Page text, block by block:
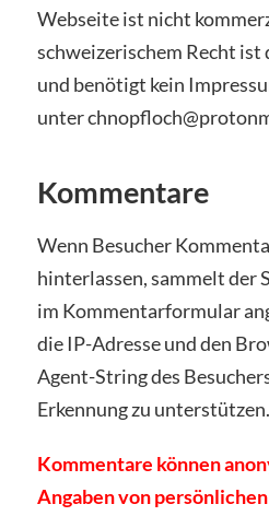
Webseite ist nicht
schweizerischem Recht ist
und benötigt kein
unter
Kommentare
Wenn Besucher
hinterlassen, sammelt der
im Kommentarformular
die IP-Adresse und den
Agent-String des
Erkennung zu unterstützen.
Kommentare können
Angaben von